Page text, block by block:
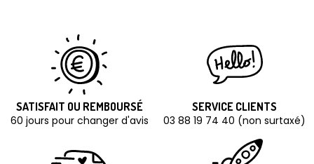
SATISFAIT OU REMBOURSÉ
60 jours pour changer d'avis
SERVICE CLIENTS
03 88 19 74 40 (non surtaxé)